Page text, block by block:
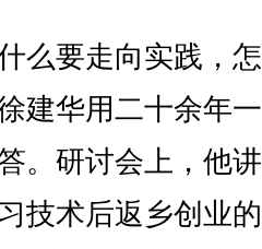
要走向实践，怎
建华用二十余年
。研讨会上，他
技术后返乡创业